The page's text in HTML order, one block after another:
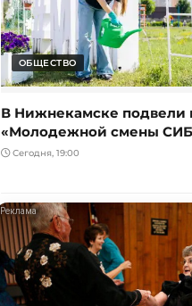
ОБЩЕСТВО
В Нижнекамске подвели
«Молодежной смены
Сегодня, 19:00